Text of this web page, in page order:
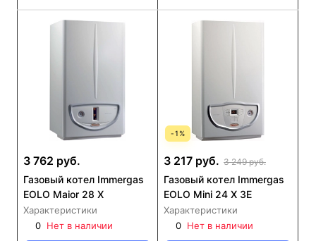
3 762 руб.
Газовый котел Immergas
EOLO Maior 28 X
Характеристики
0 Нет в наличии
-1%
3 217 руб. 3 249 руб.
Газовый котел Immergas
EOLO Mini 24 X 3E
Характеристики
0 Нет в наличии